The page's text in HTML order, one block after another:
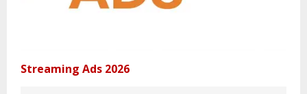
Streaming Ads 2026